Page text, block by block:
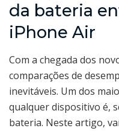
da bateria
iPhone Air
Com a chegada dos
comparações de
inevitáveis. Um dos
qualquer dispositivo é,
bateria. Neste artigo,